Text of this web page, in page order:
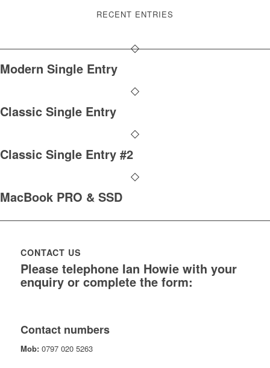
RECENT ENTRIES
Modern Single Entry
Classic Single Entry
Classic Single Entry #2
MacBook PRO & SSD
CONTACT US
Please telephone Ian Howie with your
enquiry or complete the form:
Contact numbers
Mob: 0797 020 5263